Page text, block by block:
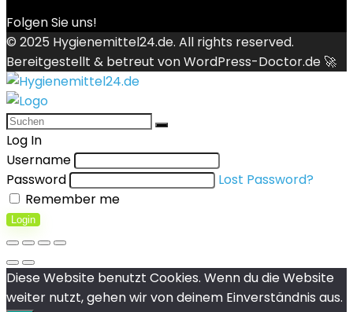
Folgen Sie uns!
© 2025 Hygienemittel24.de. All rights reserved.
Bereitgestellt & betreut vonWordPress-Doctor.de 🚀
Log In
Username
Password
Lost Password?
Remember me
Login
Diese Website benutzt Cookies. Wenn du die Website
weiter nutzt, gehen wir von deinem Einverständnis aus.